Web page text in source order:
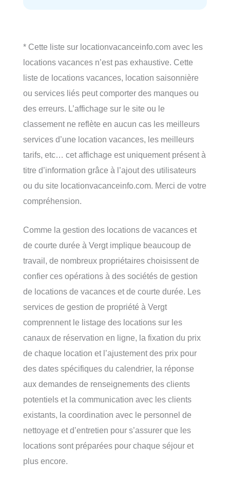
* Cette liste sur locationvacanceinfo.com avec les
locations vacances n’est pas exhaustive. Cette
liste de locations vacances, location saisonnière
ou services liés peut comporter des manques ou
des erreurs. L’affichage sur le site ou le
classement ne reflète en aucun cas les meilleurs
services d’une location vacances, les meilleurs
tarifs, etc… cet affichage est uniquement présent à
titre d’information grâce à l’ajout des utilisateurs
ou du site locationvacanceinfo.com. Merci de votre
compréhension.
Comme la gestion des locations de vacances et
de courte durée à Vergt implique beaucoup de
travail, de nombreux propriétaires choisissent de
confier ces opérations à des sociétés de gestion
de locations de vacances et de courte durée. Les
services de gestion de propriété à Vergt
comprennent le listage des locations sur les
canaux de réservation en ligne, la fixation du prix
de chaque location et l’ajustement des prix pour
des dates spécifiques du calendrier, la réponse
aux demandes de renseignements des clients
potentiels et la communication avec les clients
existants, la coordination avec le personnel de
nettoyage et d’entretien pour s’assurer que les
locations sont préparées pour chaque séjour et
plus encore.